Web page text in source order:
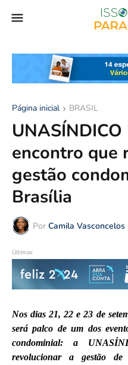
Página inicial BRASIL
encontro que
gestão
Brasília
Por Camila Vasconcelos
Últimas
Nos dias 21, 22 e 23 de
será palco de um dos
condominial: a
revolucionar a gestão